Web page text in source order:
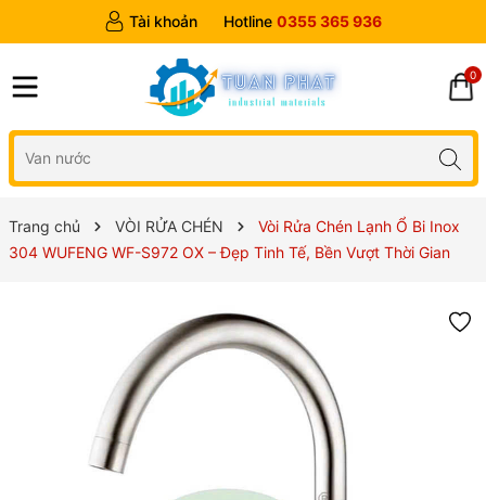
Tài khoản Hotline 0355 365 936
0
Trang chủ VÒI RỬA CHÉN
Vòi Rửa Chén Lạnh Ổ Bi Inox
304 WUFENG WF-S972 OX – Đẹp Tinh Tế, Bền Vượt Thời Gian